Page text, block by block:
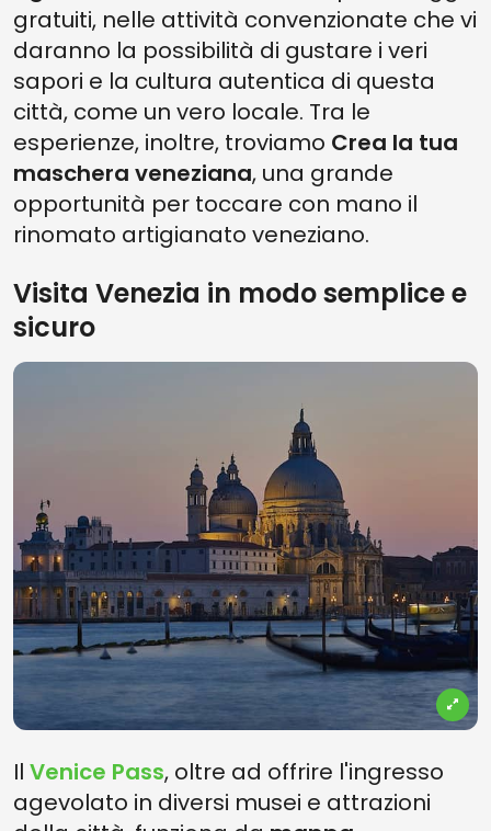
gratuiti, nelle attività convenzionate che vi
daranno la possibilità di gustare i veri
sapori e la cultura autentica di questa
città, come un vero locale. Tra le
esperienze, inoltre, troviamo Crea la tua
maschera veneziana, una grande
opportunità per toccare con mano il
rinomato artigianato veneziano.
Visita Venezia in modo semplice e
sicuro
Il Venice Pass, oltre ad offrire l'ingresso
agevolato in diversi musei e attrazioni